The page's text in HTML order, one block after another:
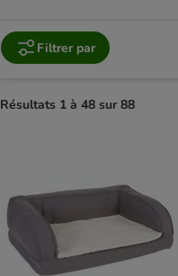
Filtrer par
Résultats 1 à 48 sur 88